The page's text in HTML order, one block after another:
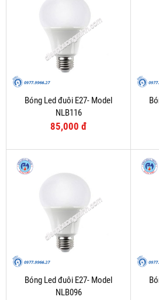
Bóng Led đuôi E27- Model
NLB116
85,000 đ
Bóng Led đuôi E27- Model
NLB096